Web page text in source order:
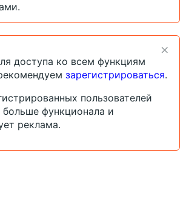
доступа ко всем функциям
зарегистрироваться.
пользователей
больше функционала и
реклама.